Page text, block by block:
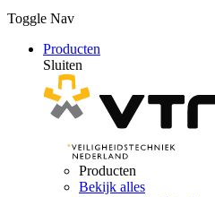
Toggle Nav
Producten
Sluiten
Producten
Bekijk alles